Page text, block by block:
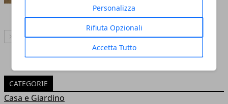
Personalizza
Rifiuta Opzionali
Accetta Tutto
- 05 set 2025
Articolo Successivo
CATEGORIE
Casa e Giardino